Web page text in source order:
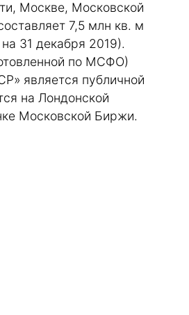
Москве, Московской
7,5 млн кв. м
31 декабря 2019).
по МСФО)
является публичной
на Лондонской
Московской Биржи.